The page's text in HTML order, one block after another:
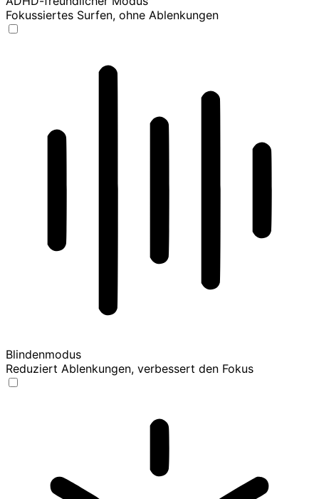
Fokussiertes Surfen, ohne Ablenkungen
Blindenmodus
Reduziert Ablenkungen, verbessert den Fokus